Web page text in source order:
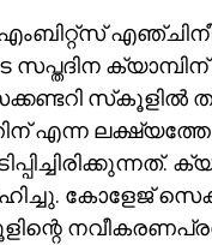
എംബിറ്റ്‌സ്
ക്യാമ്പിന്
സ്‌കൂളിൽ
എന്ന
കോളേജ്